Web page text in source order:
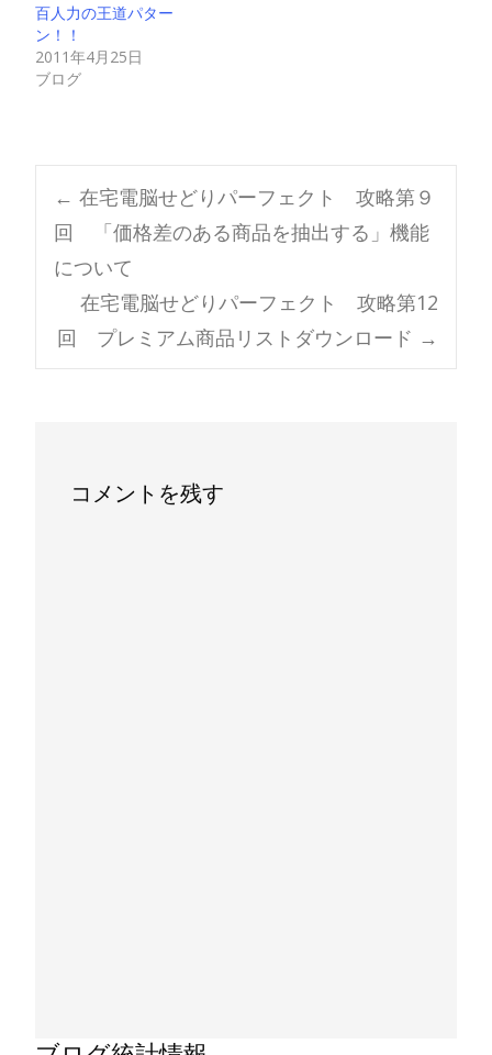
百人力の王道パター
ン！！
2011年4月25日
ブログ
Post
navigation
← 在宅電脳せどりパーフェクト 攻略第９
回 「価格差のある商品を抽出する」機能
について
在宅電脳せどりパーフェクト 攻略第12
回 プレミアム商品リストダウンロード →
コメントを残す